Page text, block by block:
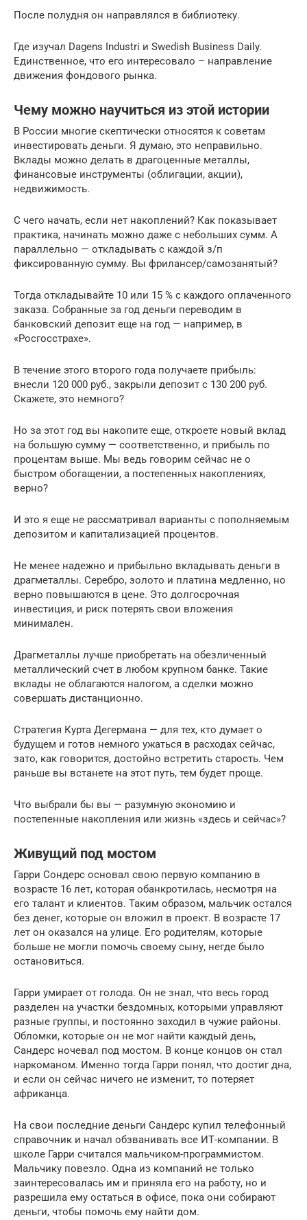
После полудня он направлялся в библиотеку.
Где изучал Dagens Industri и Swedish Business Daily.
Единственное, что его интересовало – направление
движения фондового рынка.
Чему можно научиться из этой истории
В России многие скептически относятся к советам
инвестировать деньги. Я думаю, это неправильно.
Вклады можно делать в драгоценные металлы,
финансовые инструменты (облигации, акции),
недвижимость.
С чего начать, если нет накоплений? Как показывает
практика, начинать можно даже с небольших сумм. А
параллельно — откладывать с каждой з/п
фиксированную сумму. Вы фрилансер/самозанятый?
Тогда откладывайте 10 или 15 % с каждого оплаченного
заказа. Собранные за год деньги переводим в
банковский депозит еще на год — например, в
«Росгосстрахе».
В течение этого второго года получаете прибыль:
внесли 120 000 руб., закрыли депозит с 130 200 руб.
Скажете, это немного?
Но за этот год вы накопите еще, откроете новый вклад
на большую сумму — соответственно, и прибыль по
процентам выше. Мы ведь говорим сейчас не о
быстром обогащении, а постепенных накоплениях,
верно?
И это я еще не рассматривал варианты с пополняемым
депозитом и капитализацией процентов.
Не менее надежно и прибыльно вкладывать деньги в
драгметаллы. Серебро, золото и платина медленно, но
верно повышаются в цене. Это долгосрочная
инвестиция, и риск потерять свои вложения
минимален.
Драгметаллы лучше приобретать на обезличенный
металлический счет в любом крупном банке. Такие
вклады не облагаются налогом, а сделки можно
совершать дистанционно.
Стратегия Курта Дегермана — для тех, кто думает о
будущем и готов немного ужаться в расходах сейчас,
зато, как говорится, достойно встретить старость. Чем
раньше вы встанете на этот путь, тем будет проще.
Что выбрали бы вы — разумную экономию и
постепенные накопления или жизнь «здесь и сейчас»?
Живущий под мостом
Гарри Сондерс основал свою первую компанию в
возрасте 16 лет, которая обанкротилась, несмотря на
его талант и клиентов. Таким образом, мальчик остался
без денег, которые он вложил в проект. В возрасте 17
лет он оказался на улице. Его родителям, которые
больше не могли помочь своему сыну, негде было
остановиться.
Гарри умирает от голода. Он не знал, что весь город
разделен на участки бездомных, которыми управляют
разные группы, и постоянно заходил в чужие районы.
Обломки, которые он не мог найти каждый день,
Сандерс ночевал под мостом. В конце концов он стал
наркоманом. Именно тогда Гарри понял, что достиг дна,
и если он сейчас ничего не изменит, то потеряет
африканца.
На свои последние деньги Сандерс купил телефонный
справочник и начал обзванивать все ИТ-компании. В
школе Гарри считался мальчиком-программистом.
Мальчику повезло. Одна из компаний не только
заинтересовалась им и приняла его на работу, но и
разрешила ему остаться в офисе, пока они собирают
деньги, чтобы помочь ему найти дом.